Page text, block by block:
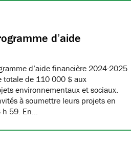
d’aide
d’aide financière 2024-2025
totale de 110 000 $ aux
environnementaux et sociaux.
à soumettre leurs projets en
h 59. En…